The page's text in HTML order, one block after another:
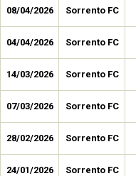
08/04/2026 Sorrento FC
04/04/2026 Sorrento FC
14/03/2026 Sorrento FC
07/03/2026 Sorrento FC
28/02/2026 Sorrento FC
24/01/2026 Sorrento FC